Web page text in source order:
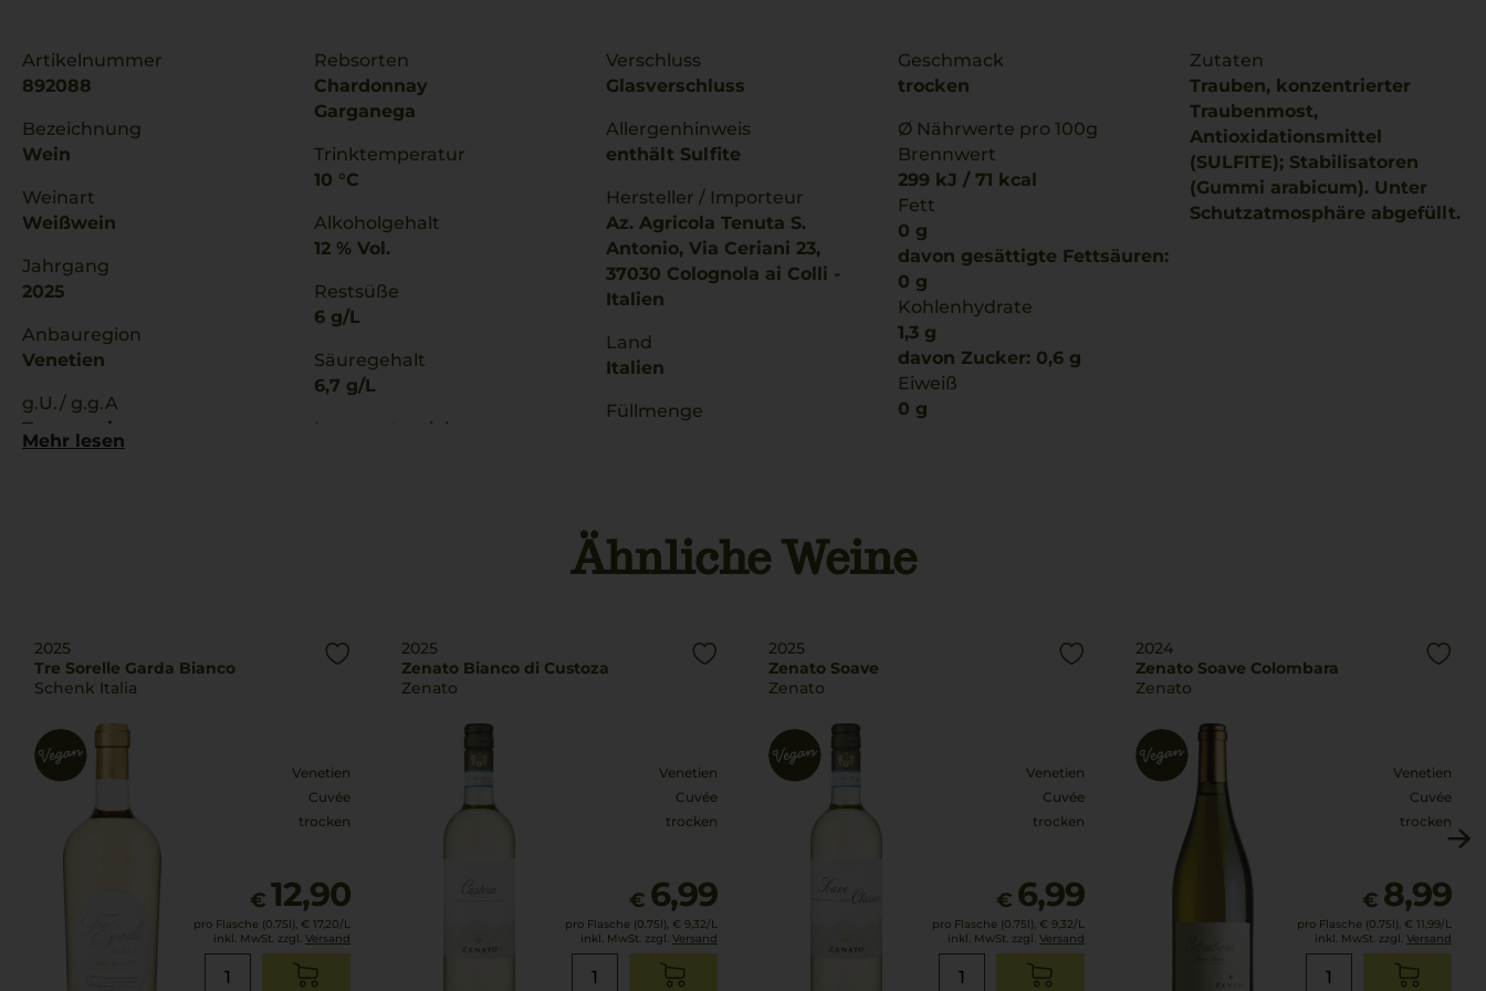
Artikelnummer
892088
Bezeichnung
Wein
Weinart
Weißwein
Jahrgang
2025
Anbauregion
Venetien
g.U./ g.g.A
Trevenezie
Rebsorten
Chardonnay
Garganega
Trinktemperatur
10 °C
Alkoholgehalt
12 % Vol.
Restsüße
6 g/L
Säuregehalt
6,7 g/L
Lagerpotential
Verschluss
Glasverschluss
Allergenhinweis
enthält Sulfite
Hersteller / Importeur
Az. Agricola Tenuta S.
Antonio, Via Ceriani 23,
37030 Colognola ai Colli -
Italien
Land
Italien
Füllmenge
Geschmack
trocken
Ø Nährwerte pro 100g
Brennwert
299 kJ / 71 kcal
Fett
0 g
davon gesättigte Fettsäuren:
0 g
Kohlenhydrate
1,3 g
davon Zucker: 0,6 g
Eiweiß
0 g
Zutaten
Trauben, konzentrierter
Traubenmost,
Antioxidationsmittel
(SULFITE); Stabilisatoren
(Gummi arabicum). Unter
Schutzatmosphäre abgefüllt.
Mehr lesen
Ähnliche Weine
2025
Tre Sorelle Garda Bianco
Schenk Italia
Venetien
Cuvée
trocken
€ 12,90
pro Flasche (0.75l), € 17,20/L
inkl. MwSt. zzgl. Versand
2025
Zenato Bianco di Custoza
Zenato
Venetien
Cuvée
trocken
€ 6,99
pro Flasche (0.75l), € 9,32/L
inkl. MwSt. zzgl. Versand
2025
Zenato Soave
Zenato
Venetien
Cuvée
trocken
€ 6,99
pro Flasche (0.75l), € 9,32/L
inkl. MwSt. zzgl. Versand
2024
Zenato Soave Colombara
Zenato
Venetien
Cuvée
trocken
€ 8,99
pro Flasche (0.75l), € 11,99/L
inkl. MwSt. zzgl. Versand